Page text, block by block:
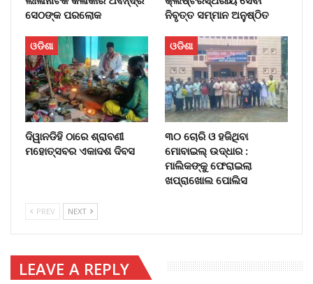
ସେଠଙ୍କ ପରଲୋକ
ନିବୃତ୍ତ ସମ୍ମାନ ଅନୁଷ୍ଠିତ
ଓଡିଶା
ଦିୱାନଡିହି ଠାରେ ଶ୍ରାବଣୀ
ମହୋତ୍ସବର ଏକାଦଶ ଦିବସ
ଓଡିଶା
୩୦ ଚୋରି ଓ ହଜିଥିବା
ମୋବାଇଲ୍‌ ଉଦ୍ଧାର :
ମାଲିକଙ୍କୁ ଫେରାଇଲା
ଖପ୍ରାଖୋଲ ପୋଲିସ
PREV NEXT
LEAVE A REPLY